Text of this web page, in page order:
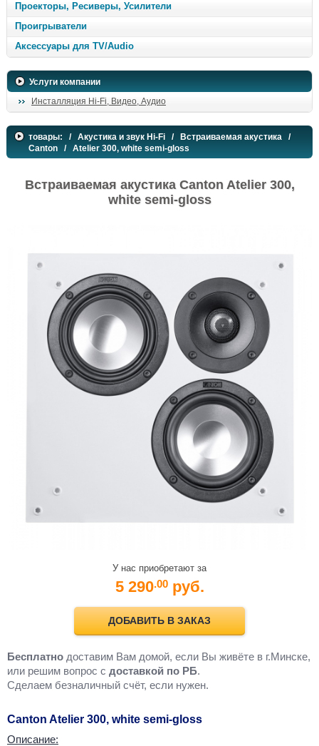
Проекторы, Ресиверы, Усилители
Проигрыватели
Аксессуары для TV/Audio
Услуги компании
Инсталляция Hi-Fi, Видео, Аудио
товары: / Акустика и звук Hi-Fi / Встраиваемая акустика /
Canton / Atelier 300, white semi-gloss
Встраиваемая акустика Canton Atelier 300,
white semi-gloss
У нас приобретают за
5 290.00 руб.
ДОБАВИТЬ В ЗАКАЗ
Бесплатно доставим Вам домой, если Вы живёте в г.Минске,
или решим вопрос с доставкой по РБ.
Cделаем безналичный счёт, если нужен.
Canton Atelier 300, white semi-gloss
Описание: